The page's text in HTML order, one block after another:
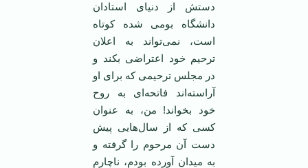
دستش از دنیای استادان
دانشگاه بومی شده کوتاه
است، نمی‌تواند به اعلان
ترحیم خود اعتراضی بکند و
در مجلس ترحیمی که برای او
آراسته‌اند فاتحه‌ای به روح
خود بخواند! من، به عنوان
کسی که از سال‌هایی پیش
دست آن مرحوم را گرفته و
به میدان آورده بودم، ناچارم